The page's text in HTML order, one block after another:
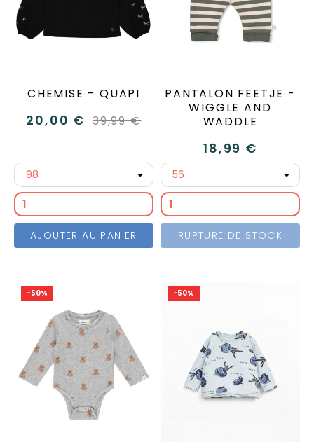
CHEMISE - QUAPI
20,00 € 39,99 €
AJOUTER AU PANIER
PANTALON FEETJE -
WIGGLE AND
WADDLE
18,99 €
RUPTURE DE STOCK
-50% -50%